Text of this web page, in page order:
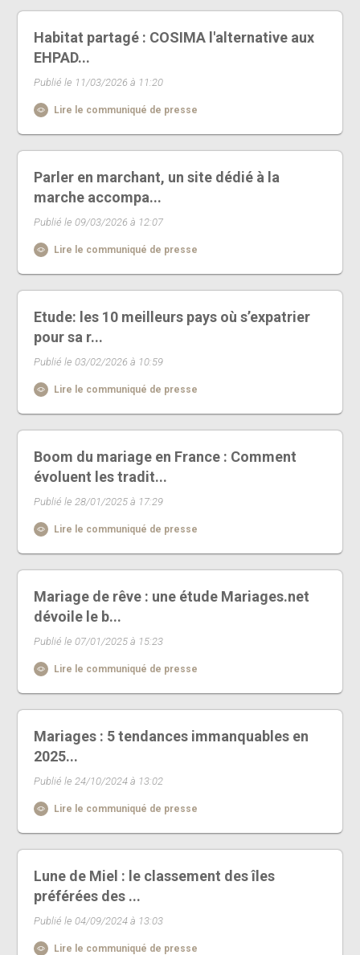
Habitat partagé : COSIMA l'alternative aux
EHPAD...
Publié le 11/03/2026 à 11:20
Lire le communiqué de presse
Parler en marchant, un site dédié à la
marche accompa...
Publié le 09/03/2026 à 12:07
Lire le communiqué de presse
Etude: les 10 meilleurs pays où s’expatrier
pour sa r...
Publié le 03/02/2026 à 10:59
Lire le communiqué de presse
Boom du mariage en France : Comment
évoluent les tradit...
Publié le 28/01/2025 à 17:29
Lire le communiqué de presse
Mariage de rêve : une étude Mariages.net
dévoile le b...
Publié le 07/01/2025 à 15:23
Lire le communiqué de presse
Mariages : 5 tendances immanquables en
2025...
Publié le 24/10/2024 à 13:02
Lire le communiqué de presse
Lune de Miel : le classement des îles
préférées des ...
Publié le 04/09/2024 à 13:03
Lire le communiqué de presse